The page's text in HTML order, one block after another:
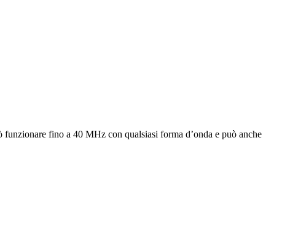
fino a 40 MHz con qualsiasi forma d’onda e può anche